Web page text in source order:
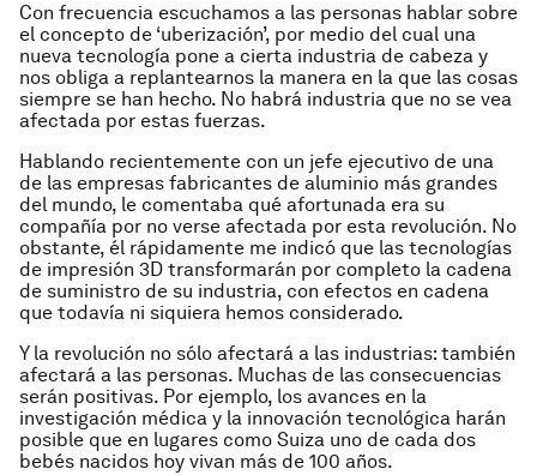
Con frecuencia escuchamos a las personas hablar sobre
el concepto de ‘uberización’, por medio del cual una
nueva tecnología pone a cierta industria de cabeza y
nos obliga a replantearnos la manera en la que las cosas
siempre se han hecho. No habrá industria que no se vea
afectada por estas fuerzas.
Hablando recientemente con un jefe ejecutivo de una
de las empresas fabricantes de aluminio más grandes
del mundo, le comentaba qué afortunada era su
compañía por no verse afectada por esta revolución. No
obstante, él rápidamente me indicó que las tecnologías
de impresión 3D transformarán por completo la cadena
de suministro de su industria, con efectos en cadena
que todavía ni siquiera hemos considerado.
Y la revolución no sólo afectará a las industrias: también
afectará a las personas. Muchas de las consecuencias
serán positivas. Por ejemplo, los avances en la
investigación médica y la innovación tecnológica harán
posible que en lugares como Suiza uno de cada dos
bebés nacidos hoy vivan más de 100 años.